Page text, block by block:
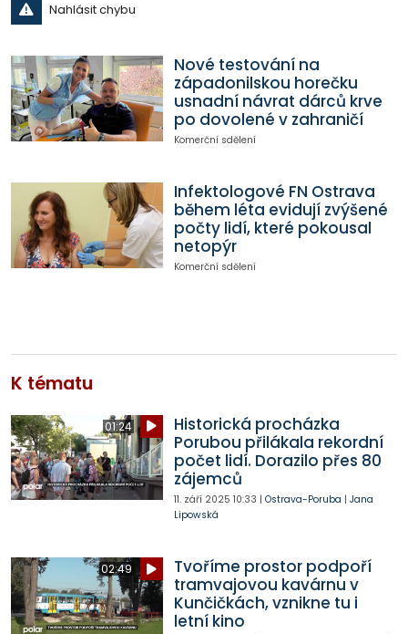
Nahlásit chybu
Nové testování na
západonilskou horečku
usnadní návrat dárců krve
po dovolené v zahraničí
Komerční sdělení
Infektologové FN Ostrava
během léta evidují zvýšené
počty lidí, které pokousal
netopýr
Komerční sdělení
K tématu
01:24
Historická procházka
Porubou přilákala rekordní
počet lidí. Dorazilo přes 80
zájemců
11. září 2025 10:33 | Ostrava-Poruba | Jana
Lipowská
02:49
Tvoříme prostor podpoří
tramvajovou kavárnu v
Kunčičkách, vznikne tu i
letní kino